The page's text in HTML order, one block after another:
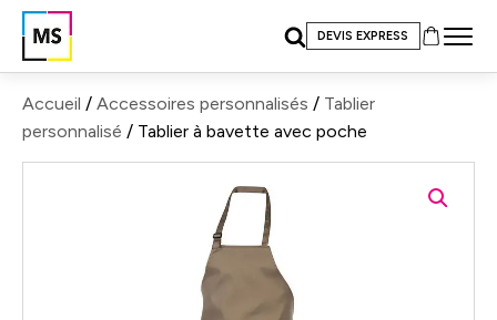
DEVIS EXPRESS
Accueil / Accessoires personnalisés / Tablier
personnalisé / Tablier à bavette avec poche